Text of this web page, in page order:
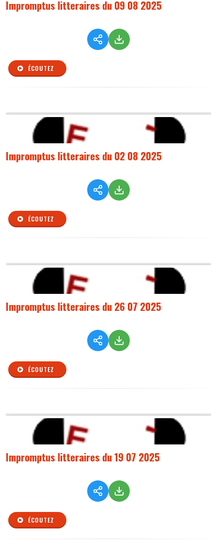
Impromptus litteraires du 09 08 2025
ÉCOUTEZ
Impromptus litteraires du 02 08 2025
ÉCOUTEZ
Impromptus litteraires du 26 07 2025
ÉCOUTEZ
Impromptus litteraires du 19 07 2025
ÉCOUTEZ